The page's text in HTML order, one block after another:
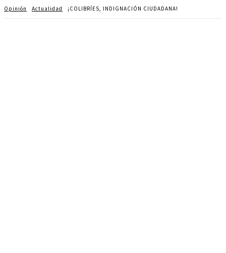
Opinión Actualidad ¡COLIBRÍES, INDIGNACIÓN CIUDADANA!